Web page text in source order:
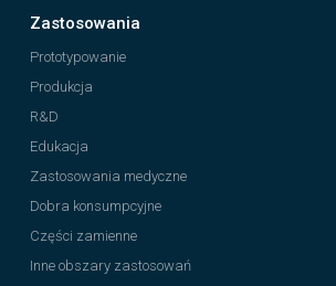
Zastosowania
Prototypowanie
Produkcja
R&D
Edukacja
Zastosowania medyczne
Dobra konsumpcyjne
Części zamienne
Inne obszary zastosowań